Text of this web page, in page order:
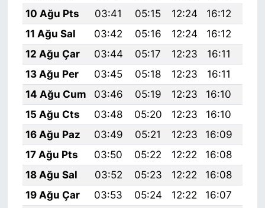
10 Ağu Pts
03:41 05:15 12:24 16:12
11 Ağu Sal
03:42 05:16 12:24 16:12
12 Ağu Çar
03:44 05:17 12:23 16:11
13 Ağu Per
03:45 05:18 12:23 16:11
14 Ağu Cum
03:46 05:19 12:23 16:10
15 Ağu Cts
03:48 05:20 12:23 16:10
16 Ağu Paz
03:49 05:21 12:23 16:09
17 Ağu Pts
03:50 05:22 12:22 16:08
18 Ağu Sal
03:52 05:23 12:22 16:08
19 Ağu Çar
03:53 05:24 12:22 16:07